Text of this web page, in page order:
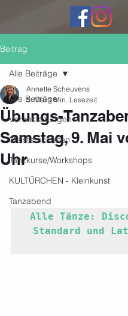
Beitrag
Alle Beiträge
Veranstaltungen
Meisterschaften
Tanzkurse/Workshops
KULTÜRCHEN - Kleinkunst
Tanzabend
Alle Beiträge
Übungs-
Samstag, 9. Mai
Uhr
Annette Scheuvens
5. Mai 1 Min. Lesezeit
Alle Tänze:
Standard und